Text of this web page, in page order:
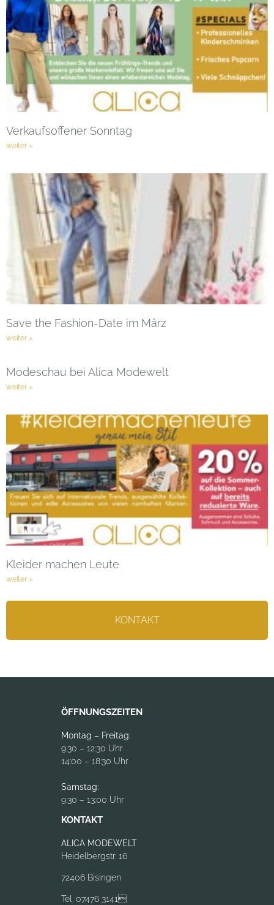
Verkaufsoffener Sonntag
weiter »
Save the Fashion-Date im März
weiter »
Modeschau bei Alica Modewelt
weiter »
Kleider machen Leute
weiter »
KONTAKT
ÖFFNUNGSZEITEN
Montag – Freitag:
9:30 – 12:30 Uhr
14:00 – 18:30 Uhr
Samstag:
9:30 – 13:00 Uhr
KONTAKT
ALICA MODEWELT
Heidelbergstr. 16
72406 Bisingen
Tel. 07476 3141